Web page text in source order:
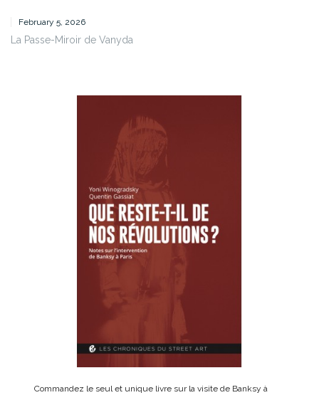
February 5, 2026
La Passe-Miroir de Vanyda
Commandez le seul et unique livre sur la visite de Banksy à